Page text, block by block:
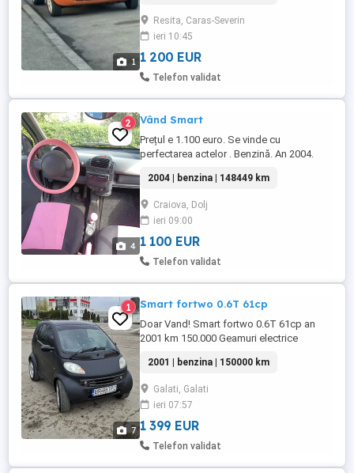
1
Resita, Caras-Severin
ieri 10:45
1 200 EUR
Telefon validat
4
2 Vând Smart
Prețul e 1.100 euro. Se vinde cu
perfectarea actelor . Benzină. An 2004.
2004 | benzina | 148449 km
Craiova, Dolj
ieri 09:00
1 100 EUR
Telefon validat
7
1 Smart fortwo 0.6T 61cp
Doar Vand! Smart fortwo 0.6T 61cp an
2001 km 150.000 Geamuri electrice
funcțional proiectoare ceata jante Aliaj
toate 4 aceias dimensiune distantiere
spate 50mm faruri si iluminat numar
inmatriculare pe led anvelope noi de iarna
baterie noua revizie efectuata ...
2001 | benzina | 150000 km
Galati, Galati
ieri 07:57
1 399 EUR
Telefon validat